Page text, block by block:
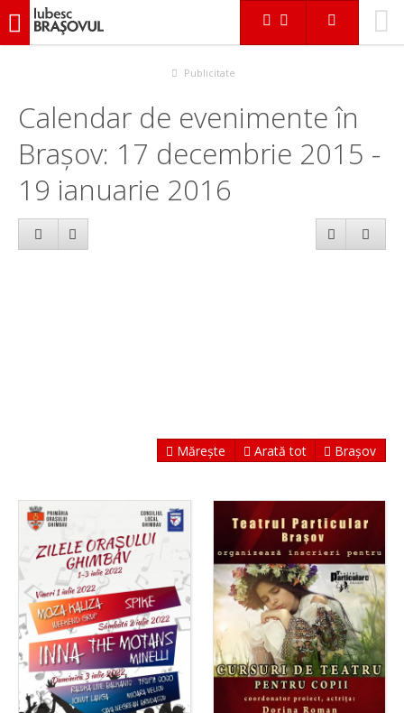
iubescbraşovul.ro
Publicitate
Calendar de evenimente în
Brașov: 17 decembrie 2015 -
19 ianuarie 2016
Mărește Arată tot Brașov